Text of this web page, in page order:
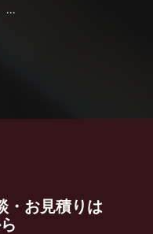
...
・お見積りは